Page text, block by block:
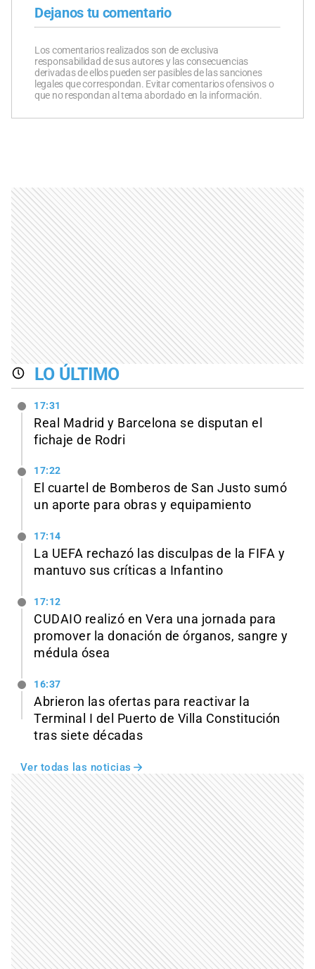
Dejanos tu comentario
Los comentarios realizados son de exclusiva
responsabilidad de sus autores y las consecuencias
derivadas de ellos pueden ser pasibles de las sanciones
legales que correspondan. Evitar comentarios ofensivos o
que no respondan al tema abordado en la información.
LO ÚLTIMO
17:31
Real Madrid y Barcelona se disputan el
fichaje de Rodri
17:22
El cuartel de Bomberos de San Justo sumó
un aporte para obras y equipamiento
17:14
La UEFA rechazó las disculpas de la FIFA y
mantuvo sus críticas a Infantino
17:12
CUDAIO realizó en Vera una jornada para
promover la donación de órganos, sangre y
médula ósea
16:37
Abrieron las ofertas para reactivar la
Terminal I del Puerto de Villa Constitución
tras siete décadas
Ver todas las noticias